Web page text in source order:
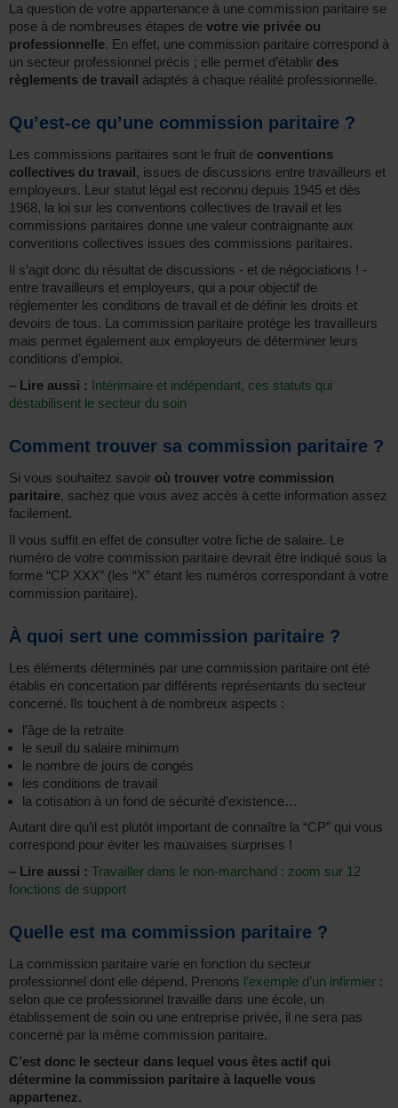
La question de votre appartenance à une commission paritaire se
pose à de nombreuses étapes de votre vie privée ou
professionnelle. En effet, une commission paritaire correspond à
un secteur professionnel précis ; elle permet d’établir des
règlements de travail adaptés à chaque réalité professionnelle.
Qu’est-ce qu’une commission paritaire ?
Les commissions paritaires sont le fruit de conventions
collectives du travail , issues de discussions entre travailleurs et
employeurs. Leur statut légal est reconnu depuis 1945 et dès
1968, la loi sur les conventions collectives de travail et les
commissions paritaires donne une valeur contraignante aux
conventions collectives issues des commissions paritaires.
Il s’agit donc du résultat de discussions - et de négociations ! -
entre travailleurs et employeurs, qui a pour objectif de
réglementer les conditions de travail et de définir les droits et
devoirs de tous. La commission paritaire protège les travailleurs
mais permet également aux employeurs de déterminer leurs
conditions d’emploi.
– Lire aussi : Intérimaire et indépendant, ces statuts qui
déstabilisent le secteur du soin
Comment trouver sa commission paritaire ?
Si vous souhaitez savoir où trouver votre commission
paritaire, sachez que vous avez accès à cette information assez
facilement.
Il vous suffit en effet de consulter votre fiche de salaire. Le
numéro de votre commission paritaire devrait être indiqué sous la
forme “CP XXX” (les “X” étant les numéros correspondant à votre
commission paritaire).
À quoi sert une commission paritaire ?
Les éléments déterminés par une commission paritaire ont été
établis en concertation par différents représentants du secteur
concerné. Ils touchent à de nombreux aspects :
l’âge de la retraite
le seuil du salaire minimum
le nombre de jours de congés
les conditions de travail
la cotisation à un fond de sécurité d’existence…
Autant dire qu’il est plutôt important de connaître la “CP” qui vous
correspond pour éviter les mauvaises surprises !
– Lire aussi : Travailler dans le non-marchand : zoom sur 12
fonctions de support
Quelle est ma commission paritaire ?
La commission paritaire varie en fonction du secteur
professionnel dont elle dépend. Prenons l’exemple d’un infirmier :
selon que ce professionnel travaille dans une école, un
établissement de soin ou une entreprise privée, il ne sera pas
concerné par la même commission paritaire.
C’est donc le secteur dans lequel vous êtes actif qui
détermine la commission paritaire à laquelle vous
appartenez.